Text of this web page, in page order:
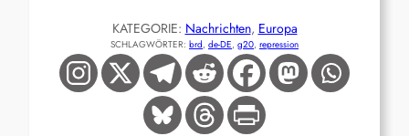
KATEGORIE: Nachrichten, Europa
SCHLAGWÖRTER: brd, de-DE, g20, repression